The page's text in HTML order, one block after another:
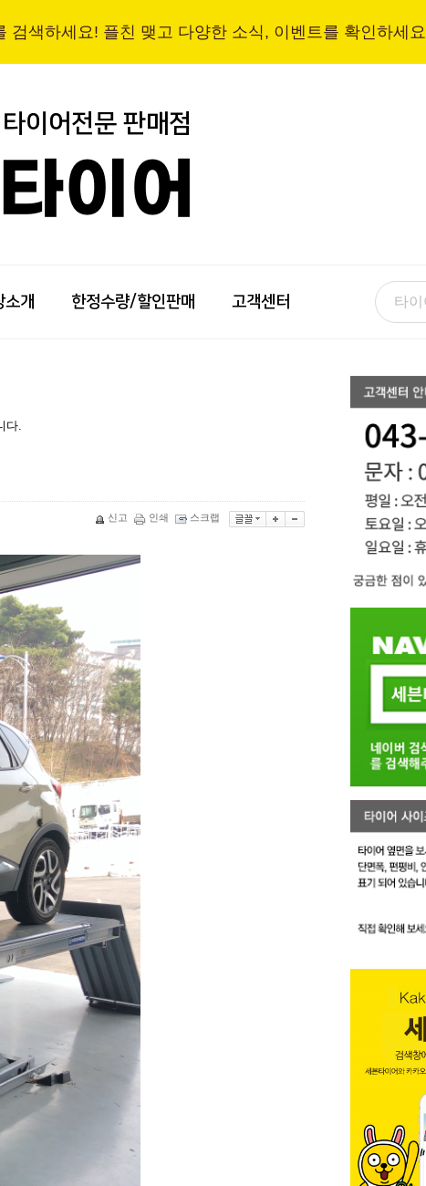
검색하세요! 플친 맺고 다양한 소식, 이벤트를 확인하세요
이어전문 판매점
타이어
소개 한정수량/할인판매 고객센터
다.
신고 인쇄 스크랩